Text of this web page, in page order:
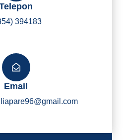
Y
I
394183
Email